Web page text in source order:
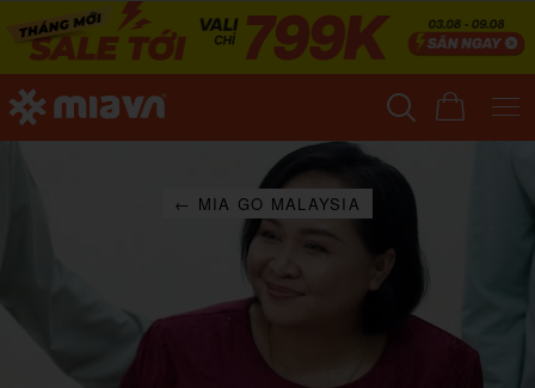
← MIA GO MALAYSIA